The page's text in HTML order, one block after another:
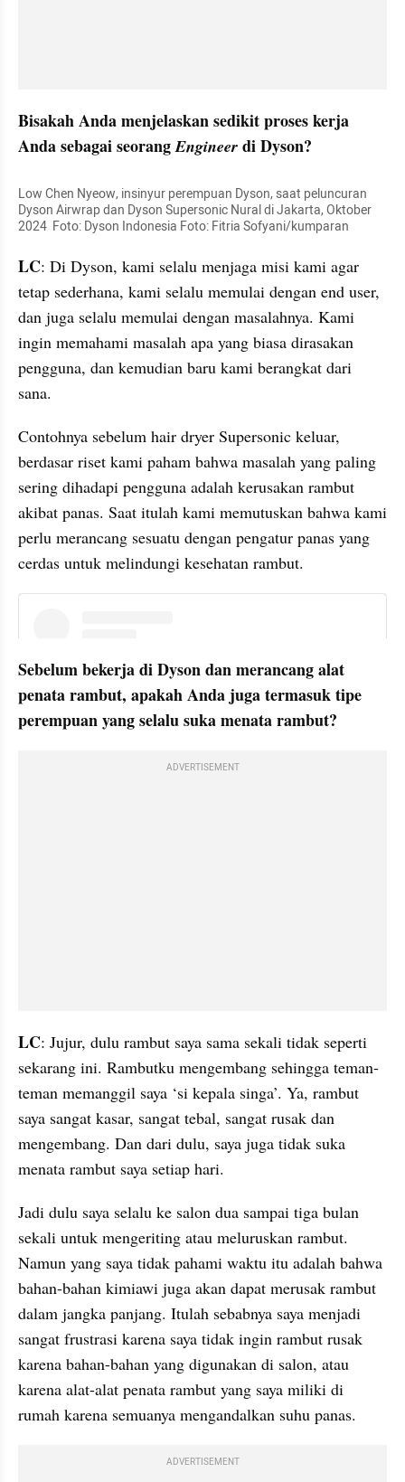
Bisakah Anda menjelaskan sedikit proses kerja
Anda sebagai seorang Engineer di Dyson?
Low Chen Nyeow, insinyur perempuan Dyson, saat peluncuran
Dyson Airwrap dan Dyson Supersonic Nural di Jakarta, Oktober
2024  Foto: Dyson Indonesia Foto: Fitria Sofyani/kumparan
LC: Di Dyson, kami selalu menjaga misi kami agar
tetap sederhana, kami selalu memulai dengan end user,
dan juga selalu memulai dengan masalahnya. Kami
ingin memahami masalah apa yang biasa dirasakan
pengguna, dan kemudian baru kami berangkat dari
sana.
Contohnya sebelum hair dryer Supersonic keluar,
berdasar riset kami paham bahwa masalah yang paling
sering dihadapi pengguna adalah kerusakan rambut
akibat panas. Saat itulah kami memutuskan bahwa kami
perlu merancang sesuatu dengan pengatur panas yang
cerdas untuk melindungi kesehatan rambut.
Sebelum bekerja di Dyson dan merancang alat
penata rambut, apakah Anda juga termasuk tipe
perempuan yang selalu suka menata rambut?
ADVERTISEMENT
LC: Jujur, dulu rambut saya sama sekali tidak seperti
sekarang ini. Rambutku mengembang sehingga teman-
teman memanggil saya ‘si kepala singa’. Ya, rambut
saya sangat kasar, sangat tebal, sangat rusak dan
mengembang. Dan dari dulu, saya juga tidak suka
menata rambut saya setiap hari.
Jadi dulu saya selalu ke salon dua sampai tiga bulan
sekali untuk mengeriting atau meluruskan rambut.
Namun yang saya tidak pahami waktu itu adalah bahwa
bahan-bahan kimiawi juga akan dapat merusak rambut
dalam jangka panjang. Itulah sebabnya saya menjadi
sangat frustrasi karena saya tidak ingin rambut rusak
karena bahan-bahan yang digunakan di salon, atau
karena alat-alat penata rambut yang saya miliki di
rumah karena semuanya mengandalkan suhu panas.
ADVERTISEMENT